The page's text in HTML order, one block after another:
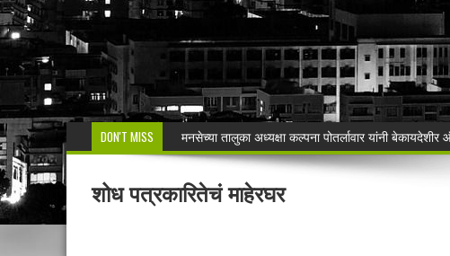
DON'T MISS
वरोरा येथे कारगिल विजयदीन साजरा Kargil Vijay
🚨 धडाकेबाज कारवाई! LCBच्या थरारक पाठलागानंतर ३५
वाढदिवसाचा आनंद हिरवाईला अर्पण; रुपेश कुतरमारे यांचा
🚨 राजुरा पोलिसांची धडाकेबाज कारवाई!Rajura
शोध पत्रकारितेचं माहेरघर